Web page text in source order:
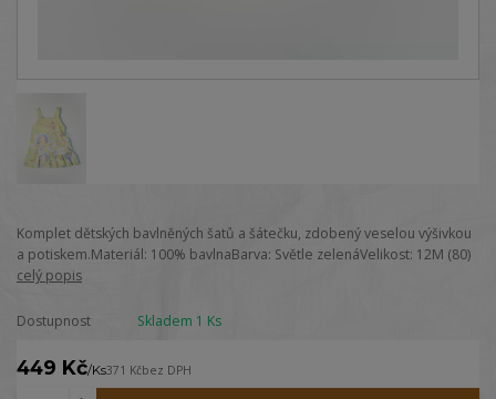
Komplet dětských bavlněných šatů a šátečku, zdobený veselou výšivkou
a potiskem.Materiál: 100% bavlnaBarva: Světle zelenáVelikost: 12M (80)
celý popis
Dostupnost Skladem 1 Ks
449 Kč/Ks371 Kčbez DPH